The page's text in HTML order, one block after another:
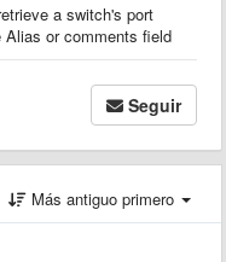
a switch's port
or comments field
Seguir
Más antiguo primero